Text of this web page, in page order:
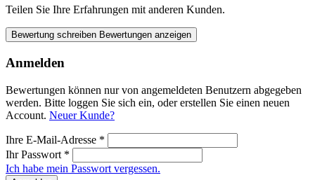
Teilen Sie Ihre Erfahrungen mit anderen Kunden.
Bewertung schreiben Bewertungen anzeigen
Anmelden
Bewertungen können nur von angemeldeten Benutzern abgegeben
werden. Bitte loggen Sie sich ein, oder erstellen Sie einen neuen
Account. Neuer Kunde?
Ihre E-Mail-Adresse *
Ihr Passwort *
Ich habe mein Passwort vergessen.